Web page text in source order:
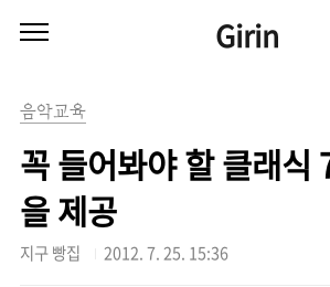
Girin
음악교육
꼭 들어봐야 할 클래식
을 제공
지구 빵집 2012. 7. 25. 15:36